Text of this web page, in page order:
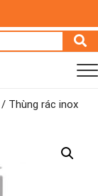
Tìm
kiếm:
/ Thùng rác inox